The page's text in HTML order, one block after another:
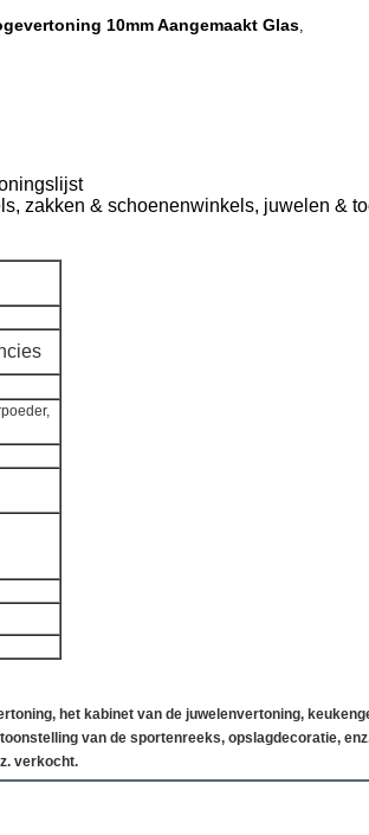
10mm Aangemaakt Glas,
zakken & schoenenwinkels, juwelen &
het kabinet van de juwelenvertoning,
van de sportenreeks, opslagdecoratie,
verkocht.